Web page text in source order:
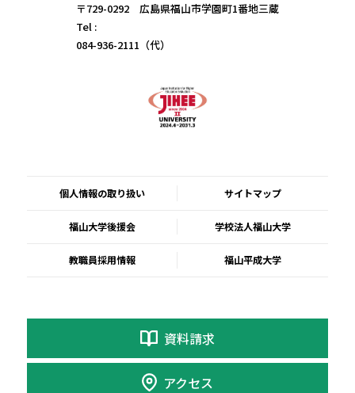
〒729-0292 広島県福山市学園町1番地三蔵
Tel :
084-936-2111（代）
個人情報の取り扱い サイトマップ
福山大学後援会 学校法人福山大学
教職員採用情報 福山平成大学
資料請求
アクセス